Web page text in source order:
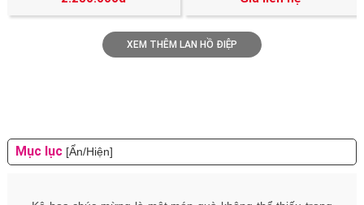
XEM THÊM LAN HỒ ĐIỆP
Mục lục [Ẩn/Hiện]